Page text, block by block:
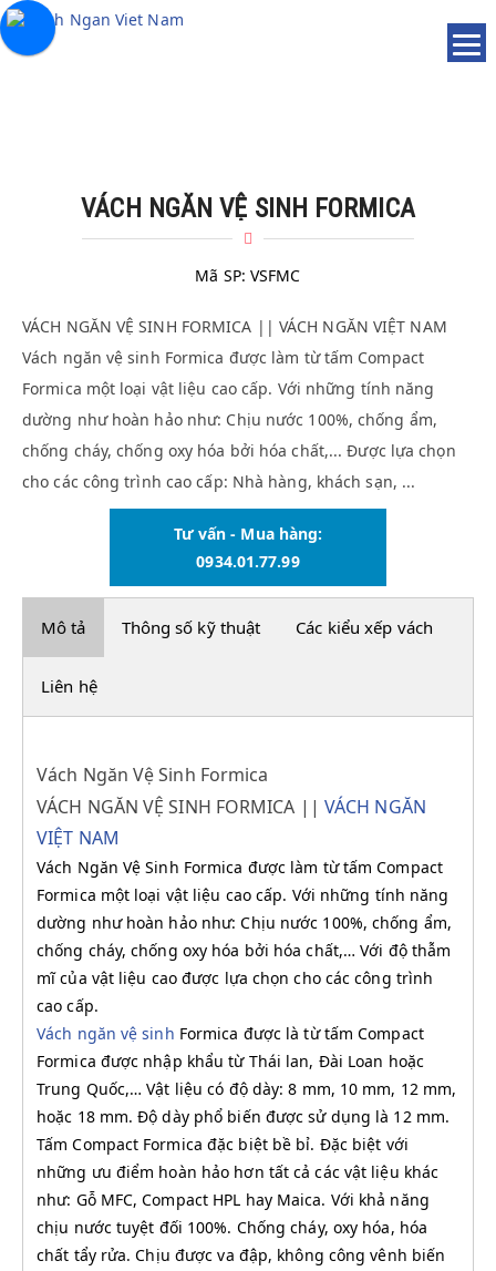
VÁCH NGĂN VỆ SINH FORMICA
Mã SP:VSFMC
VÁCH NGĂN VỆ SINH FORMICA || VÁCH NGĂN VIỆT NAM
Vách ngăn vệ sinh Formica được làm từ tấm Compact
Formica một loại vật liệu cao cấp. Với những tính năng
dường như hoàn hảo như: Chịu nước 100%, chống ẩm,
chống cháy, chống oxy hóa bởi hóa chất,... Được lựa chọn
cho các công trình cao cấp: Nhà hàng, khách sạn, ...
Tư vấn - Mua hàng:
0934.01.77.99
Mô tả Thông số kỹ thuật Các kiểu xếp vách
Liên hệ
Vách Ngăn Vệ Sinh Formica
VÁCH NGĂN VỆ SINH FORMICA || VÁCH NGĂN
VIỆT NAM
Vách Ngăn Vệ Sinh Formica được làm từ tấm Compact
Formica một loại vật liệu cao cấp. Với những tính năng
dường như hoàn hảo như: Chịu nước 100%, chống ẩm,
chống cháy, chống oxy hóa bởi hóa chất,… Với độ thẫm
mĩ của vật liệu cao được lựa chọn cho các công trình
cao cấp.
Vách ngăn vệ sinh Formica được là từ tấm Compact
Formica được nhập khẩu từ Thái lan, Đài Loan hoặc
Trung Quốc,… Vật liệu có độ dày: 8 mm, 10 mm, 12 mm,
hoặc 18 mm. Độ dày phổ biến được sử dụng là 12 mm.
Tấm Compact Formica đặc biệt bề bỉ. Đặc biệt với
những ưu điểm hoàn hảo hơn tất cả các vật liệu khác
như: Gỗ MFC, Compact HPL hay Maica. Với khả năng
chịu nước tuyệt đối 100%. Chống cháy, oxy hóa, hóa
chất tẩy rửa. Chịu được va đập, không công vênh biến